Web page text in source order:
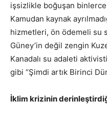
işsizlikle boğuşan
Kamudan kaynak
hizmetleri, ön ödemeli su
Güney’in değil zengin
Kanadalı su adaleti
gibi “Şimdi artık Birinci
İklim krizinin